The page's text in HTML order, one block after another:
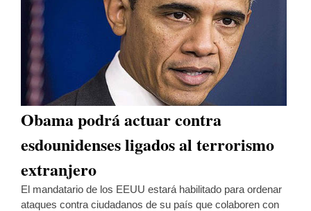
Obama podrá actuar contra
esdounidenses ligados al terrorismo
extranjero
El mandatario de los EEUU estará habilitado para ordenar
ataques contra ciudadanos de su país que colaboren con